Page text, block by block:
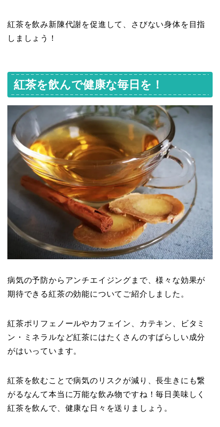
紅茶を飲み新陳代謝を促進して、さびない身体を目指
しましょう！
紅茶を飲んで健康な毎日を！
病気の予防からアンチエイジングまで、様々な効果が
期待できる紅茶の効能についてご紹介しました。
紅茶ポリフェノールやカフェイン、カテキン、ビタミ
ン・ミネラルなど紅茶にはたくさんのすばらしい成分
がはいっています。
紅茶を飲むことで病気のリスクが減り、長生きにも繋
がるなんて本当に万能な飲み物ですね！毎日美味しく
紅茶を飲んで、健康な日々を送りましょう。